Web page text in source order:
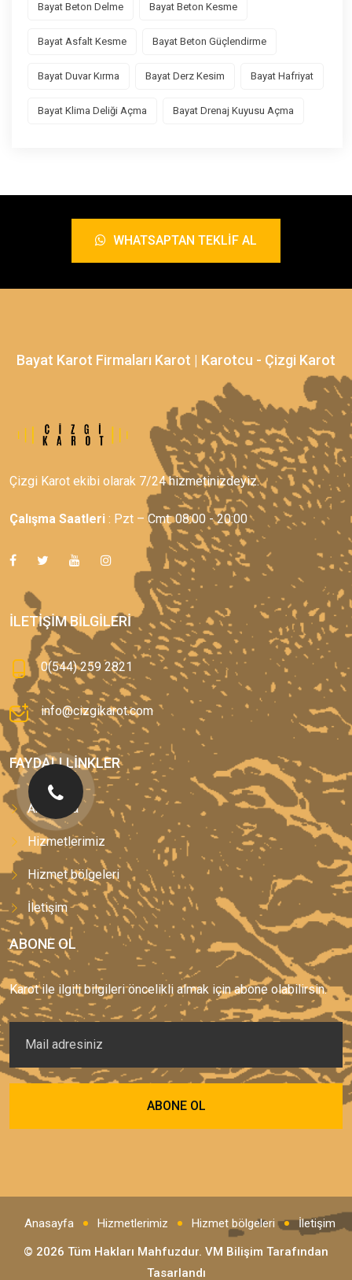
Bayat Beton Delme Bayat Beton Kesme
Bayat Asfalt Kesme Bayat Beton Güçlendirme
Bayat Duvar Kırma Bayat Derz Kesim Bayat Hafriyat
Bayat Klima Deliği Açma Bayat Drenaj Kuyusu Açma
WHATSAPTAN TEKLIF AL
Bayat Karot Firmaları Karot | Karotcu - Çizgi Karot
Çizgi Karot ekibi olarak 7/24 hizmetinizdeyiz.
Çalışma Saatleri : Pzt – Cmt: 08:00 - 20:00
İLETIŞIM BILGILERI
0(544) 259 2821
info@cizgikarot.com
FAYDALI LINKLER
Anasayfa
Hizmetlerimiz
Hizmet bölgeleri
İletişim
ABONE OL
Karot ile ilgili bilgileri öncelikli almak için abone olabilirsin.
Anasayfa Hizmetlerimiz Hizmet bölgeleri
İletişim
© 2026 Tüm Hakları Mahfuzdur. VM Bilişim Tarafından
Tasarlandı